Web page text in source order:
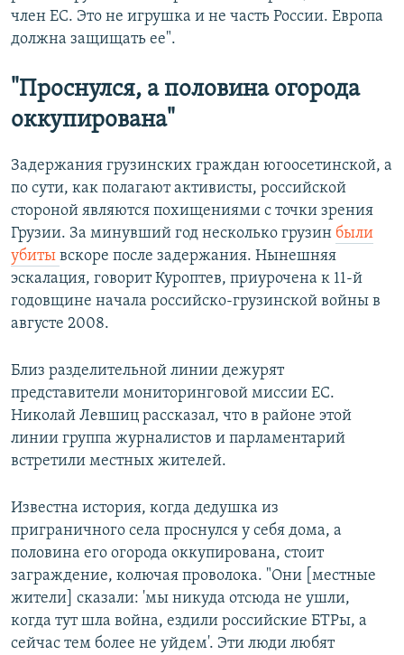
член ЕС. Это не игрушка и не часть России. Европа
должна защищать ее".
"Проснулся, а половина огорода
оккупирована"
Задержания грузинских граждан югоосетинской, а
по сути, как полагают активисты, российской
стороной являются похищениями с точки зрения
Грузии. За минувший год несколько грузин были
убиты вскоре после задержания. Нынешняя
эскалация, говорит Куроптев, приурочена к 11-й
годовщине начала российско-грузинской войны в
августе 2008.
Близ разделительной линии дежурят
представители мониторинговой миссии ЕС.
Николай Левшиц рассказал, что в районе этой
линии группа журналистов и парламентарий
встретили местных жителей.
Известна история, когда дедушка из
приграничного села проснулся у себя дома, а
половина его огорода оккупирована, стоит
заграждение, колючая проволока. "Они [местные
жители] сказали: 'мы никуда отсюда не ушли,
когда тут шла война, ездили российские БТРы, а
сейчас тем более не уйдем'. Эти люди любят